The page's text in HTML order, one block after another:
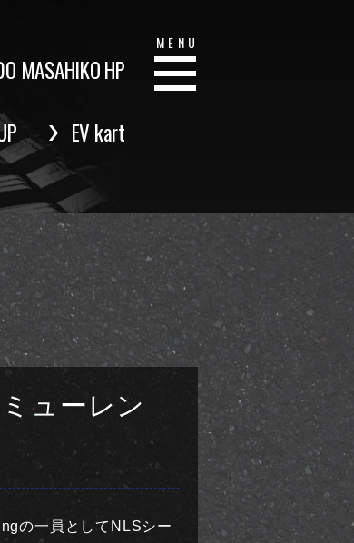
MASAHIKO HP
MENU
EV kart
ミューレン
の一員としてNLSシー